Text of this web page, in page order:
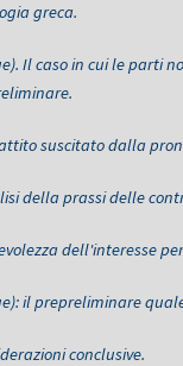
greca.
Il caso in cui le parti
suscitato dalla
della prassi delle
dell'interesse
il prepreliminare
conclusive.